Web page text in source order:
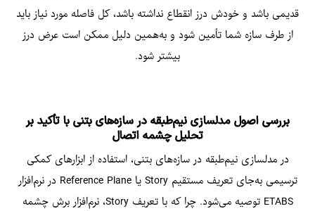
قدیمی باشد و خودش درز انقطاع نداشته باشد، کل فاصله مورد نیاز باید
از طرف سازه شما تأمین شود و به‌همین دلیل ممکن است عرض درز
بیشتر شود.
بررسی اصول مدلسازی نیم‌طبقه در سازه‌های بتنی با تأکید بر
تحلیل چشمه اتصال
در مدلسازی نیم‌طبقه در سازه‌های بتنی، استفاده از ابزارهای کمکی
ترسیمی به‌جای تعریف مستقیم Story یا Reference Plane در نرم‌افزار
ETABS توصیه می‌شود. چرا که با تعریف Story، نرم‌افزار برش چشمه